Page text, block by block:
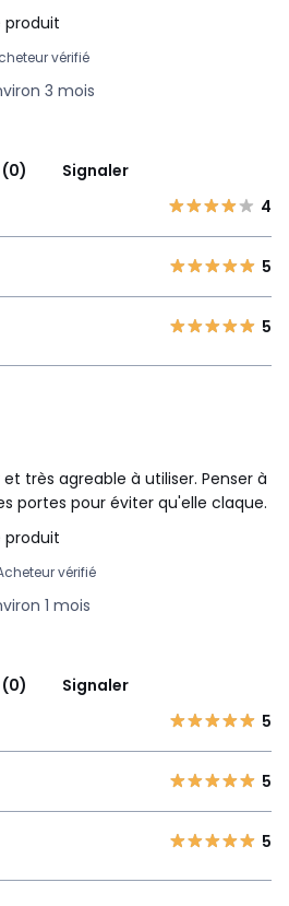
vérifié
3 mois
Signaler
4
5
5
très agreable à utiliser. Penser à
portes pour éviter qu'elle claque.
vérifié
1 mois
Signaler
5
5
5